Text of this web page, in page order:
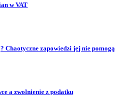
w VAT
Chaotyczne zapowiedzi jej nie pomogą
a zwolnienie z podatku